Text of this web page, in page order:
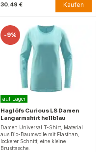
30.49 € Kaufen
-9%
auf Lager
Haglöfs Curious LS Damen
Langarmshirt hellblau
Damen Universal T-Shirt, Material
aus Bio-Baumwolle mit Elasthan,
lockerer Schnitt, eine kleine
Brusttasche.